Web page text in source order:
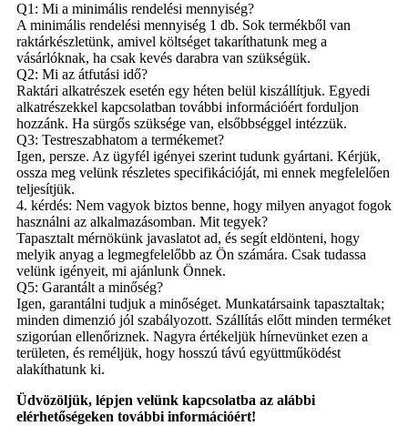
Q1: Mi a minimális rendelési mennyiség?
A minimális rendelési mennyiség 1 db. Sok termékből van
raktárkészletünk, amivel költséget takaríthatunk meg a
vásárlóknak, ha csak kevés darabra van szükségük.
Q2: Mi az átfutási idő?
Raktári alkatrészek esetén egy héten belül kiszállítjuk. Egyedi
alkatrészekkel kapcsolatban további információért forduljon
hozzánk. Ha sürgős szüksége van, elsőbbséggel intézzük.
Q3: Testreszabhatom a termékemet?
Igen, persze. Az ügyfél igényei szerint tudunk gyártani. Kérjük,
ossza meg velünk részletes specifikációját, mi ennek megfelelően
teljesítjük.
4. kérdés: Nem vagyok biztos benne, hogy milyen anyagot fogok
használni az alkalmazásomban. Mit tegyek?
Tapasztalt mérnökünk javaslatot ad, és segít eldönteni, hogy
melyik anyag a legmegfelelőbb az Ön számára. Csak tudassa
velünk igényeit, mi ajánlunk Önnek.
Q5: Garantált a minőség?
Igen, garantálni tudjuk a minőséget. Munkatársaink tapasztaltak;
minden dimenzió jól szabályozott. Szállítás előtt minden terméket
szigorúan ellenőriznek. Nagyra értékeljük hírnevünket ezen a
területen, és reméljük, hogy hosszú távú együttműködést
alakíthatunk ki.
Üdvözöljük, lépjen velünk kapcsolatba az alábbi
elérhetőségeken további információért!